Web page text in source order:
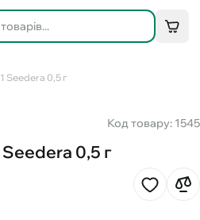
Seedеra 0,5 г
Код товару: 1545
Seedеra 0,5 г